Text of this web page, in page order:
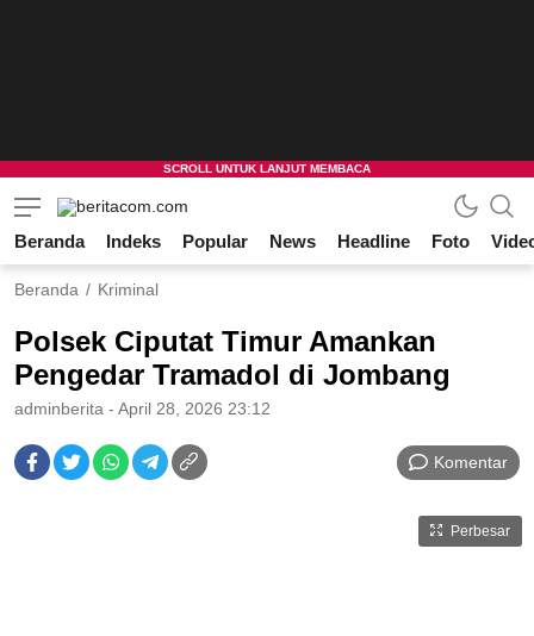
beritacom.com
bestnews
Beranda Indeks Popular News Headline Foto
Beranda Kriminal
Polsek Ciputat Timur Amankan
Pengedar Tramadol di Jombang
adminberita - April 28, 2026 23:12
Komentar
Perbesar